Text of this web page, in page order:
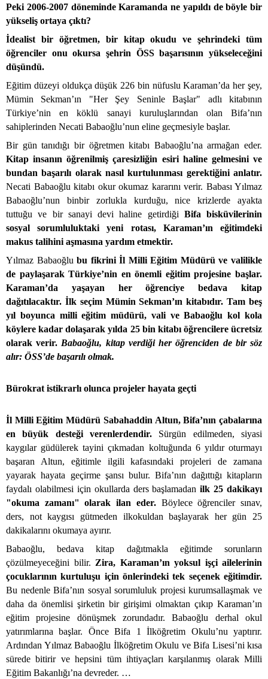
Peki 2006-2007 döneminde Karamanda ne yapıldı de böyle bir
yükseliş ortaya çıktı?
İdealist bir öğretmen, bir kitap okudu ve şehrindeki tüm
öğrenciler onu okursa şehrin ÖSS başarısının yükseleceğini
düşündü.
Eğitim düzeyi oldukça düşük 226 bin nüfuslu Karaman’da her şey,
Mümin Sekman’ın "Her Şey Seninle Başlar" adlı kitabının
Türkiye’nin en köklü sanayi kuruluşlarından olan Bifa’nın
sahiplerinden Necati Babaoğlu’nun eline geçmesiyle başlar.
Bir gün tanıdığı bir öğretmen kitabı Babaoğlu’na armağan eder.
Kitap insanın öğrenilmiş çaresizliğin esiri haline gelmesini ve
bundan başarılı olarak nasıl kurtulunması gerektiğini anlatır.
Necati Babaoğlu kitabı okur okumaz kararını verir. Babası Yılmaz
Babaoğlu’nun binbir zorlukla kurduğu, nice krizlerde ayakta
tuttuğu ve bir sanayi devi haline getirdiği Bifa bisküvilerinin
sosyal sorumluluktaki yeni rotası, Karaman’ın eğitimdeki
makus talihini aşmasına yardım etmektir.
Yılmaz Babaoğlubu fikrini İl Milli Eğitim Müdürü ve valilikle
de paylaşarak Türkiye’nin en önemli eğitim projesine başlar.
Karaman’da yaşayan her öğrenciye bedava kitap
dağıtılacaktır. İlk seçim Mümin Sekman’ın kitabıdır. Tam beş
yıl boyunca milli eğitim müdürü, vali ve Babaoğlu kol kola
köylere kadar dolaşarak yılda 25 bin kitabı öğrencilere ücretsiz
olarak verir. Babaoğlu, kitap verdiği her öğrenciden de bir söz
alır: ÖSS’de başarılı olmak.
Bürokrat istikrarlı olunca projeler hayata geçti
İl Milli Eğitim Müdürü Sabahaddin Altun, Bifa’nın çabalarına
en büyük desteği verenlerdendir. Sürgün edilmeden, siyasi
kaygılar güdülerek tayini çıkmadan koltuğunda 6 yıldır oturmayı
başaran Altun, eğitimle ilgili kafasındaki projeleri de zamana
yayarak hayata geçirme şansı bulur. Bifa’nın dağıttığı kitapların
faydalı olabilmesi için okullarda ders başlamadanilk 25 dakikayı
"okuma zamanı" olarak ilan eder.Böylece öğrenciler sınav,
ders, not kaygısı gütmeden ilkokuldan başlayarak her gün 25
dakikalarını okumaya ayırır.
Babaoğlu, bedava kitap dağıtmakla eğitimde sorunların
çözülmeyeceğini bilir. Zira, Karaman’ın yoksul işçi ailelerinin
çocuklarının kurtuluşu için önlerindeki tek seçenek eğitimdir.
Bu nedenle Bifa’nın sosyal sorumluluk projesi kurumsallaşmak ve
daha da önemlisi şirketin bir girişimi olmaktan çıkıp Karaman’ın
eğitim projesine dönüşmek zorundadır. Babaoğlu derhal okul
yatırımlarına başlar. Önce Bifa 1 İlköğretim Okulu’nu yaptırır.
Ardından Yılmaz Babaoğlu İlköğretim Okulu ve Bifa Lisesi’ni kısa
sürede bitirir ve hepsini tüm ihtiyaçları karşılanmış olarak Milli
Eğitim Bakanlığı’na devreder. …